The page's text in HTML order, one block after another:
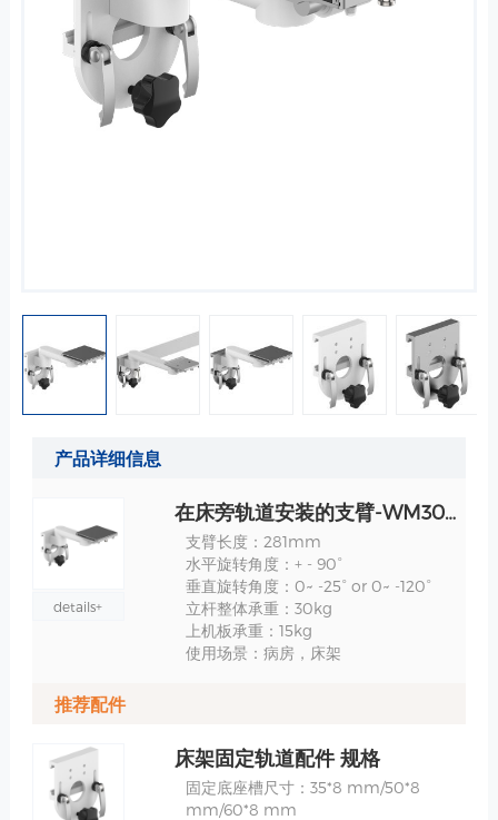
产品详细信息
details+
在床旁轨道安装的支臂-WM300 规格
支臂长度：281mm
水平旋转角度：+ - 90°
垂直旋转角度：0~ -25° or 0~ -120°
立杆整体承重：30kg
上机板承重：15kg
使用场景：病房，床架
推荐配件
床架固定轨道配件 规格
固定底座槽尺寸：35*8 mm/50*8
mm/60*8 mm